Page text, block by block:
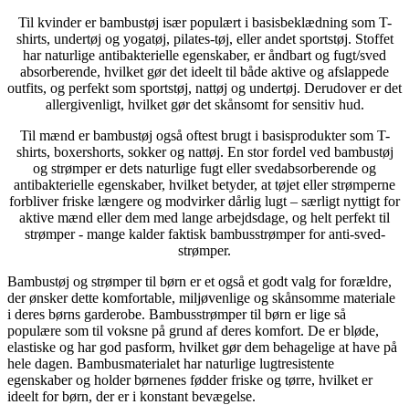
Til kvinder er bambustøj især populært i basisbeklædning som T-
shirts, undertøj og yogatøj, pilates-tøj, eller andet sportstøj. Stoffet
har naturlige antibakterielle egenskaber, er åndbart og fugt/sved
absorberende, hvilket gør det ideelt til både aktive og afslappede
outfits, og perfekt som sportstøj, nattøj og undertøj. Derudover er det
allergivenligt, hvilket gør det skånsomt for sensitiv hud.
Til mænd er bambustøj også oftest brugt i basisprodukter som T-
shirts, boxershorts, sokker og nattøj. En stor fordel ved bambustøj
og strømper er dets naturlige fugt eller svedabsorberende og
antibakterielle egenskaber, hvilket betyder, at tøjet eller strømperne
forbliver friske længere og modvirker dårlig lugt – særligt nyttigt for
aktive mænd eller dem med lange arbejdsdage, og helt perfekt til
strømper - mange kalder faktisk bambusstrømper for anti-sved-
strømper.
Bambustøj og strømper til børn er et også et godt valg for forældre,
der ønsker dette komfortable, miljøvenlige og skånsomme materiale
i deres børns garderobe. Bambusstrømper til børn er lige så
populære som til voksne på grund af deres komfort. De er bløde,
elastiske og har god pasform, hvilket gør dem behagelige at have på
hele dagen. Bambusmaterialet har naturlige lugtresistente
egenskaber og holder børnenes fødder friske og tørre, hvilket er
ideelt for børn, der er i konstant bevægelse.